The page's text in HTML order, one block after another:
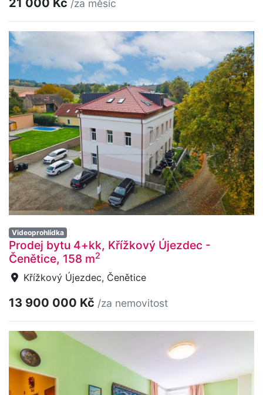
21 000 Kč /za měsíc
Videoprohlídka
Prodej bytu 4+kk, Křížkový Újezdec -
Čenětice, 158 m2
Křížkový Újezdec, Čenětice
13 900 000 Kč /za nemovitost